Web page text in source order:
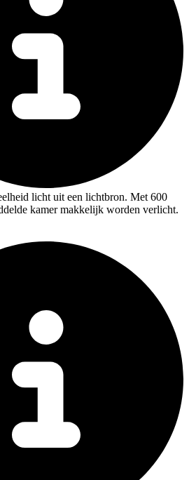
licht uit een lichtbron. Met 600
kamer makkelijk worden verlicht.